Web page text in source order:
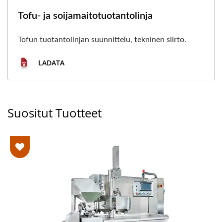
Tofu- ja soijamaitotuotantolinja
Tofun tuotantolinjan suunnittelu, tekninen siirto.
LADATA
Suositut Tuotteet